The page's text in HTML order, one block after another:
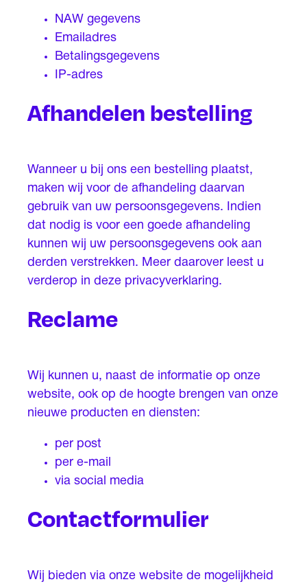
NAW gegevens
Emailadres
Betalingsgegevens
IP-adres
Afhandelen bestelling
Wanneer u bij ons een bestelling plaatst,
maken wij voor de afhandeling daarvan
gebruik van uw persoonsgegevens. Indien
dat nodig is voor een goede afhandeling
kunnen wij uw persoonsgegevens ook aan
derden verstrekken. Meer daarover leest u
verderop in deze privacyverklaring.
Reclame
Wij kunnen u, naast de informatie op onze
website, ook op de hoogte brengen van onze
nieuwe producten en diensten:
per post
per e-mail
via social media
Contactformulier
Wij bieden via onze website de mogelijkheid